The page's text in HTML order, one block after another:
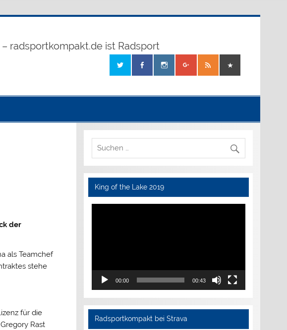
radsportkompakt.de ist Radsport
der
als Teamchef
stehe
für die
Rast
King of the Lake 2019
Video-
00:00 00:43
Radsportkompakt bei Strava